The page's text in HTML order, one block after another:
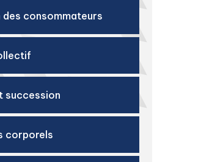
consommateurs
succession
corporels